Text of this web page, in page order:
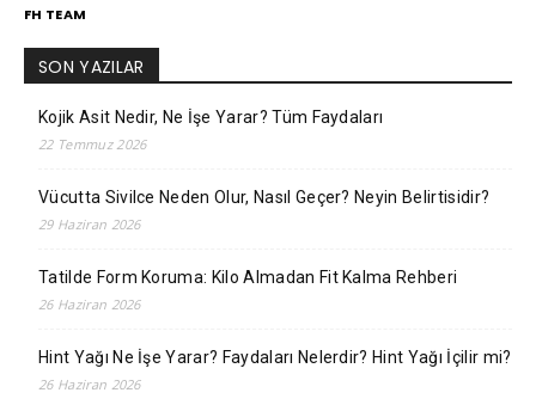
FH TEAM
SON YAZILAR
Kojik Asit Nedir, Ne İşe Yarar? Tüm Faydaları
22 Temmuz 2026
Vücutta Sivilce Neden Olur, Nasıl Geçer? Neyin Belirtisidir?
29 Haziran 2026
Tatilde Form Koruma: Kilo Almadan Fit Kalma Rehberi
26 Haziran 2026
Hint Yağı Ne İşe Yarar? Faydaları Nelerdir? Hint Yağı İçilir mi?
26 Haziran 2026